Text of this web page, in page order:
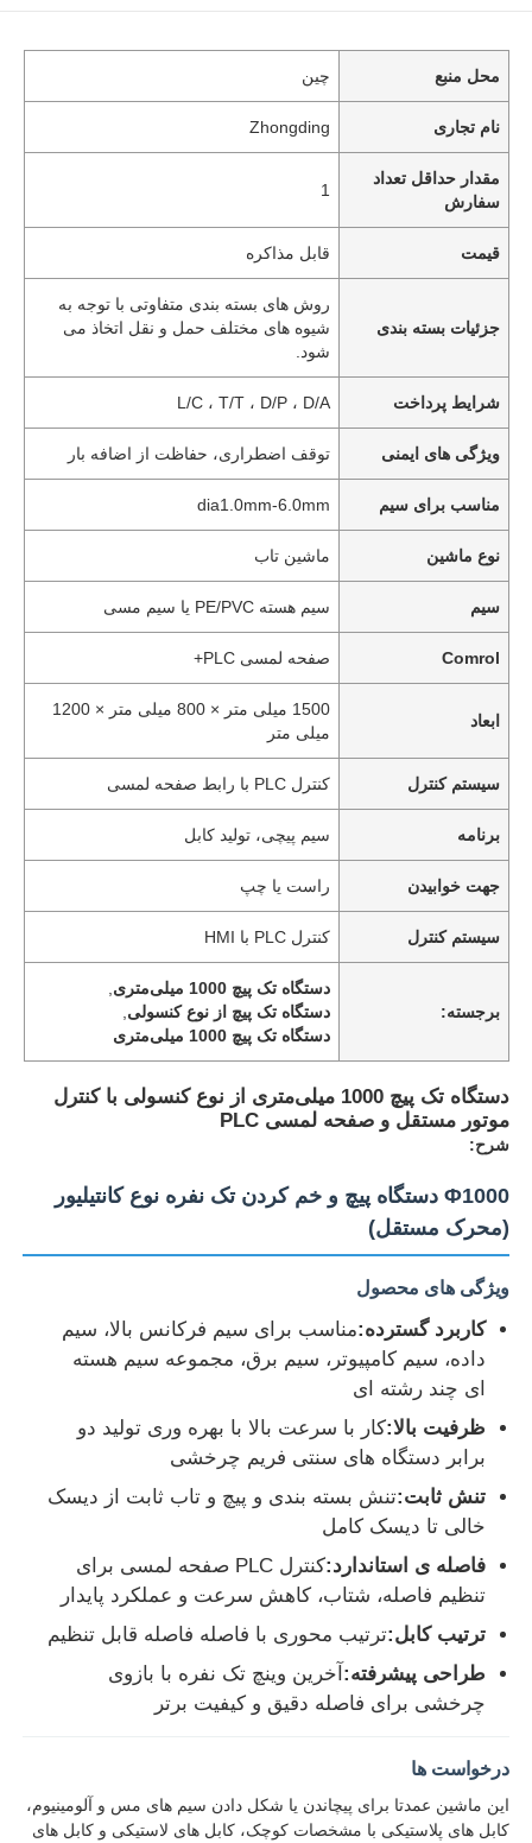
خانه
محصولات
دربارهی ما
محل منبع چین
نام تجاری Zhongding
مقدار حداقل تعداد
سفارش
1
قیمت قابل مذاکره
جزئیات بسته بندی
روش های بسته بندی متفاوتی با توجه به
شیوه های مختلف حمل و نقل اتخاذ می
شود.
شرایط پرداخت L/C ، T/T ، D/P ، D/A
ویژگی های ایمنی توقف اضطراری، حفاظت از اضافه بار
مناسب برای سیم dia1.0mm-6.0mm
نوع ماشین ماشین تاب
سیم سیم هسته PE/PVC یا سیم مسی
Comrol صفحه لمسی PLC+
ابعاد
1500 میلی متر × 800 میلی متر × 1200
میلی متر
سیستم کنترل کنترل PLC با رابط صفحه لمسی
برنامه سیم پیچی، تولید کابل
جهت خوابیدن راست یا چپ
سیستم کنترل کنترل PLC با HMI
برجسته:
دستگاه تک پیچ 1000 میلی‌متری
دستگاه تک پیچ از نوع کنسولی
دستگاه تک پیچ 1000 میلی‌متری
دستگاه تک پیچ 1000 میلی‌متری از نوع کنسولی با کنترل
موتور مستقل و صفحه لمسی PLC
شرح:
Φ1000 دستگاه پیچ و خم کردن تک نفره نوع کانتیلیور
(محرک مستقل)
ویژگی های محصول
کاربرد گسترده:مناسب برای سیم فرکانس بالا، سیم
داده، سیم کامپیوتر، سیم برق، مجموعه سیم هسته
ای چند رشته ای
ظرفیت بالا:کار با سرعت بالا با بهره وری تولید دو
برابر دستگاه های سنتی فریم چرخشی
تنش ثابت:تنش بسته بندی و پیچ و تاب ثابت از دیسک
خالی تا دیسک کامل
فاصله ی استاندارد:
کنترل PLC صفحه لمسی برای
تنظیم فاصله، شتاب، کاهش سرعت و عملکرد پایدار
ترتیب کابل:ترتیب محوری با فاصله فاصله قابل تنظیم
طراحی پیشرفته: آخرین وینچ تک نفره با بازوی
چرخشی برای فاصله دقیق و کیفیت برتر
درخواست ها
این ماشین عمدتا برای پیچاندن یا شکل دادن سیم های مس و آلومینیوم،
کابل های پلاستیکی با مشخصات کوچک، کابل های لاستیکی و کابل های